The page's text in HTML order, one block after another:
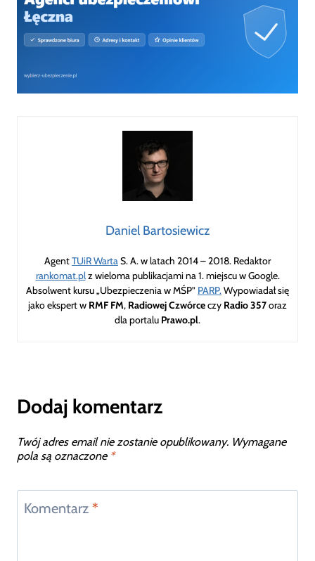
Daniel Bartosiewicz
AgentTUiR WartaS. A. w latach 2014 – 2018. Redaktor
rankomat.plz wieloma publikacjami na 1. miejscu w Google.
Absolwent kursu „Ubezpieczenia w MŚP” PARP.Wypowiadał się
jako ekspert w RMF FM, Radiowej Czwórceczy Radio 357oraz
dla portalu Prawo.pl.
Dodaj komentarz
Twój adres email nie zostanie opublikowany. Wymagane
pola są oznaczone *
Komentarz *